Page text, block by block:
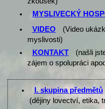
MYSLIVECKÝ
VIDEO
(Video
myslivosti)
KONTAKT
(našli
zájem o spolupráci
I. skupina předmětů
(dějiny lovectví, etika,